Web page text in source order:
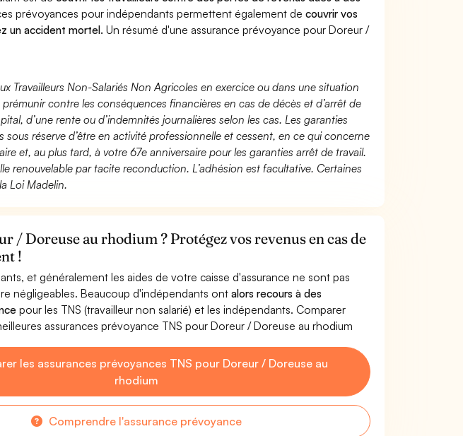
prévoyances pour indépendants permettent également decouvrir vos
un accident mortel. Un résumé d'une assurance prévoyance pour Doreur /
Travailleurs Non-Salariés Non Agricoles en exercice ou dans une situation
contre les conséquences financières en cas de décès et d’arrêt de
d’une rente ou d’indemnités journalières selon les cas. Les garanties
réserve d’être en activité professionnelle et cessent, en ce qui concerne
et, au plus tard, à votre 67e anniversaire pour les garanties arrêt de travail.
renouvelable par tacite reconduction. L’adhésion est facultative. Certaines
Loi Madelin.
/ Doreuse au rhodium ? Protégez vos revenus en cas de
!
et généralement les aides de votre caisse d'assurance ne sont pas
négligeables. Beaucoup d'indépendants ont alors recours à des
pour les TNS (travailleur non salarié) et les indépendants. Comparer
assurances prévoyance TNS pour Doreur / Doreuse au rhodium
les assurances prévoyances TNS pour Doreur / Doreuse au
rhodium
Comprendre l'assurance prévoyance